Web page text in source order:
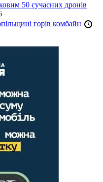
50 сучасних дронів
горів комбайн